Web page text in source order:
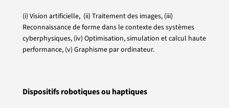
(i) Vision artificielle, (ii) Traitement des images, (iii)
Reconnaissance de forme dans le contexte des systèmes
cyberphysiques, (iv) Optimisation, simulation et calcul haute
performance, (v) Graphisme par ordinateur.
Dispositifs robotiques ou haptiques